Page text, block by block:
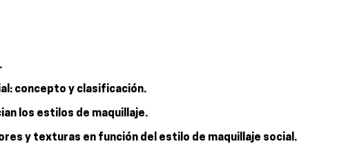
concepto y clasificación.
los estilos de maquillaje.
y texturas en función del estilo de maquillaje social.